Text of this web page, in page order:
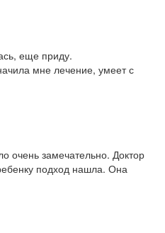
еще приду.
мне лечение, умеет с
очень замечательно. Доктор
подход нашла. Она